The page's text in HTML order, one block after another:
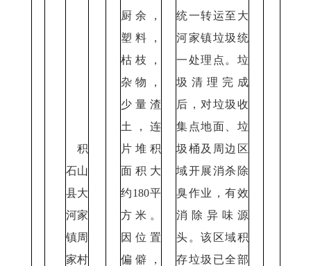
积
石山
县大
河家
镇周
家村
厨余，
塑料，
枯枝，
杂物，
少量渣
土，连
片堆积
面积大
约180平
方米。
因位置
偏僻，
统一转运至大
河家镇垃圾统
一处理点。垃
圾清理完成
后，对垃圾收
集点地面、垃
圾桶及周边区
域开展消杀除
臭作业，有效
消除异味源
头。该区域积
存垃圾已全部